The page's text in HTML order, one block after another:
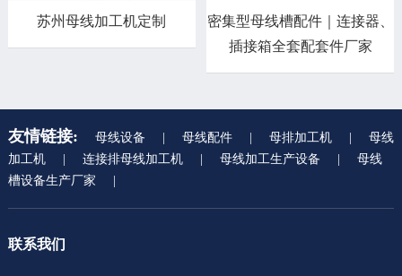
苏州母线加工机定制
密集型母线槽配件｜连接器、
插接箱全套配套件厂家
友情链接: 母线设备 | 母线配件 | 母排加工机 |
母线
加工机
| 连接排母线加工机 | 母线加工生产设备 |
母线
槽设备生产厂家
|
联系我们